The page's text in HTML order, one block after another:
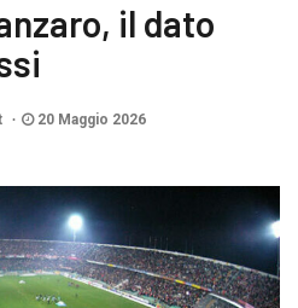
il dato
20 Maggio 2026